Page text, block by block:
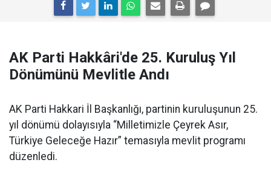
AK Parti Hakkâri'de 25. Kuruluş Yıl
Dönümünü Mevlitle Andı
AK Parti Hakkari İl Başkanlığı, partinin kuruluşunun 25.
yıl dönümü dolayısıyla “Milletimizle Çeyrek Asır,
Türkiye Geleceğe Hazır” temasıyla mevlit programı
düzenledi.